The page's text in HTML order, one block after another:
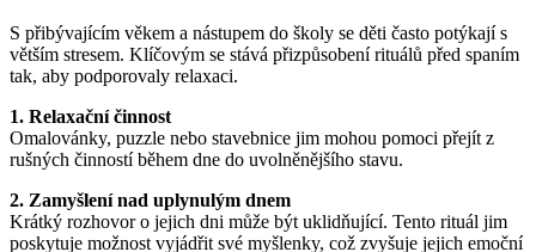
S přibývajícím věkem a nástupem do školy se děti často potýkají s
větším stresem. Klíčovým se stává přizpůsobení rituálů před spaním
tak, aby podporovaly relaxaci.
1. Relaxační činnost
Omalovánky, puzzle nebo stavebnice jim mohou pomoci přejít z
rušných činností během dne do uvolněnějšího stavu.
2. Zamyšlení nad uplynulým dnem
Krátký rozhovor o jejich dni může být uklidňující. Tento rituál jim
poskytuje možnost vyjádřit své myšlenky, což zvyšuje jejich emoční